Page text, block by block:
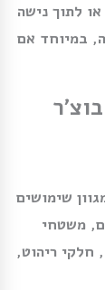
לתוך נישה
במיוחד אם
למגוון שימושים
משטחי
חלקי ריהוט,